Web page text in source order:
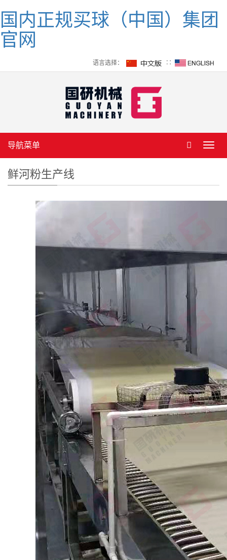
国内正规买球（中国）集团
官网
语言选择： ∷
导航菜单
鲜河粉生产线